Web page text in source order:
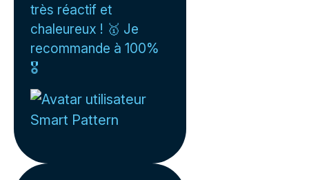
très réactif et
chaleureux ! 🥇 Je
recommande à 100%
🎖️
Smart Pattern